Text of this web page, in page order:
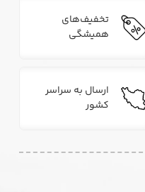
تخفیف‌های
همیشگی
ارسال به سراسر
کشور